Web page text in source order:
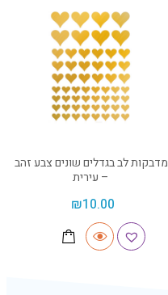
מדבקות לב בגדלים שונים צבע זהב
– עירית
₪10.00